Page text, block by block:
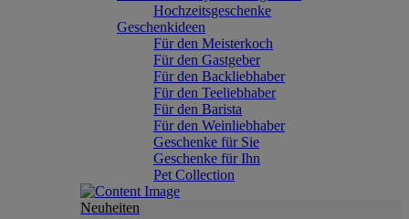
Hochzeitsgeschenke
Geschenkideen
Für den Meisterkoch
Für den Gastgeber
Für den Backliebhaber
Für den Teeliebhaber
Für den Barista
Für den Weinliebhaber
Geschenke für Sie
Geschenke für Ihn
Pet Collection
Neuheiten